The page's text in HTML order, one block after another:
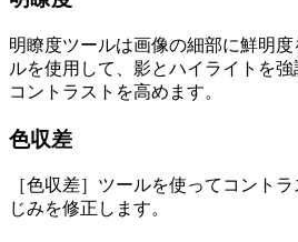
明瞭度ツールは画像の細部に鮮明
ルを使用して、影とハイライトを
コントラストを高めます。
色収差
［色収差］ツールを使ってコント
じみを修正します。